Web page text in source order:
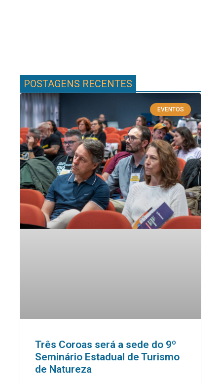
POSTAGENS RECENTES
EVENTOS
Três Coroas será a sede do 9º
Seminário Estadual de Turismo
de Natureza